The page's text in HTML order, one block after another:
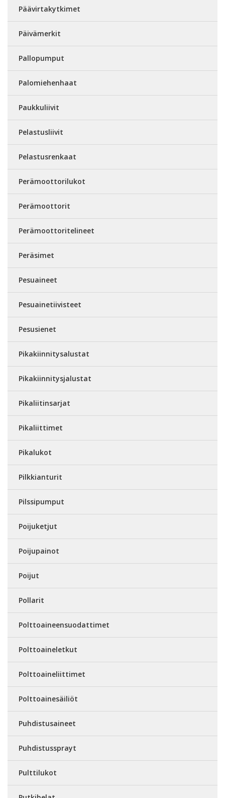
Päävirtakytkimet
Päivämerkit
Pallopumput
Palomiehenhaat
Paukkuliivit
Pelastusliivit
Pelastusrenkaat
Perämoottorilukot
Perämoottorit
Perämoottoritelineet
Peräsimet
Pesuaineet
Pesuainetiivisteet
Pesusienet
Pikakiinnitysalustat
Pikakiinnitysjalustat
Pikaliitinsarjat
Pikaliittimet
Pikalukot
Pilkkianturit
Pilssipumput
Poijuketjut
Poijupainot
Poijut
Pollarit
Polttoaineensuodattimet
Polttoaineletkut
Polttoaineliittimet
Polttoainesäiliöt
Puhdistusaineet
Puhdistussprayt
Pulttilukot